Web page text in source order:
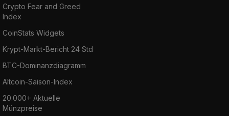
Crypto Fear and Greed
Index
CoinStats Widgets
Krypt-Markt-Bericht 24 Std
BTC-Dominanzdiagramm
Altcoin-Saison-Index
20.000+ Aktuelle
Münzpreise